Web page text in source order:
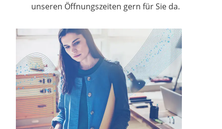
unseren Öffnungszeiten gern für Sie da.